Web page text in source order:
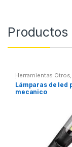
Productos
Herramientas Otros,
| Linternas Led
Lámparas de led
mecanico